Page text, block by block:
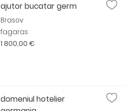
ajutor bucatar germ
Brasov
fagaras
1 800,00 €
domeniul hotelier